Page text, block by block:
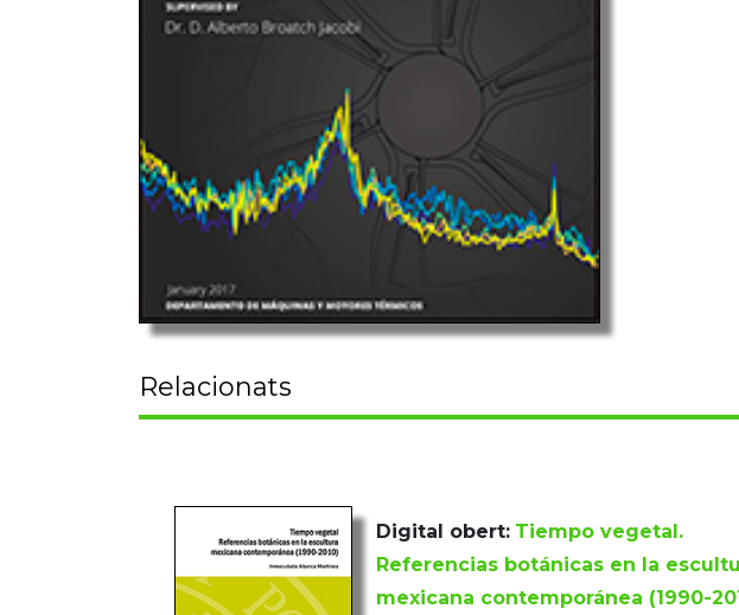
Relacionats
Digital obert: Tiempo vegetal.
Referencias botánicas en la
mexicana contemporánea (1990-